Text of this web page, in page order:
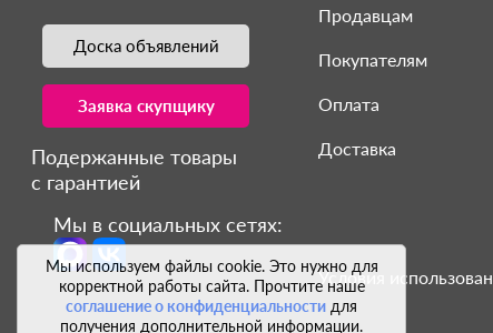
Мы используем файлы cookie. Это нужно для
корректной работы сайта. Прочтите наше
соглашение о конфиденциальности для
получения дополнительной информации.
Доска объявлений
Заявка скупщику
Подержанные товары
с гарантией
Мы в социальных сетях:
Продавцам
Покупателям
Оплата
Доставка
Условия